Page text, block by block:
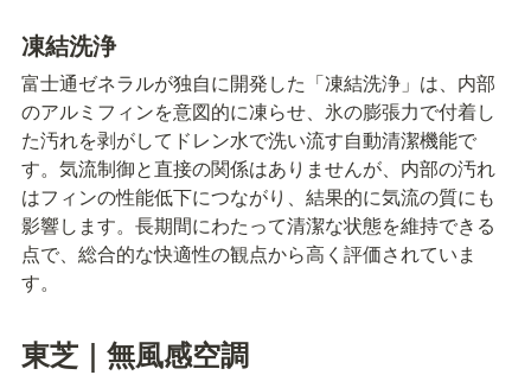
凍結洗浄
富士通ゼネラルが独自に開発した「凍結洗浄」は、内部
のアルミフィンを意図的に凍らせ、氷の膨張力で付着し
た汚れを剥がしてドレン水で洗い流す自動清潔機能で
す。気流制御と直接の関係はありませんが、内部の汚れ
はフィンの性能低下につながり、結果的に気流の質にも
影響します。長期間にわたって清潔な状態を維持できる
点で、総合的な快適性の観点から高く評価されていま
す。
東芝｜無風感空調